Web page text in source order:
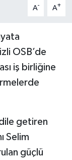
A- A+
OSB’de
iş birliğine
getiren
Selim
güçlü